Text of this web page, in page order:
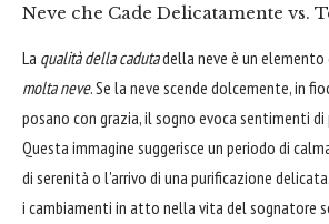
Neve che Cade Delicatamente vs.
La qualità della cadutadella neve è un
molta neve. Se la neve scende dolcemente, in
posano con grazia, il sogno evoca sentimenti
Questa immagine suggerisce un periodo di
di serenità o l'arrivo di una purificazione
i cambiamenti in atto nella vita del sognatore